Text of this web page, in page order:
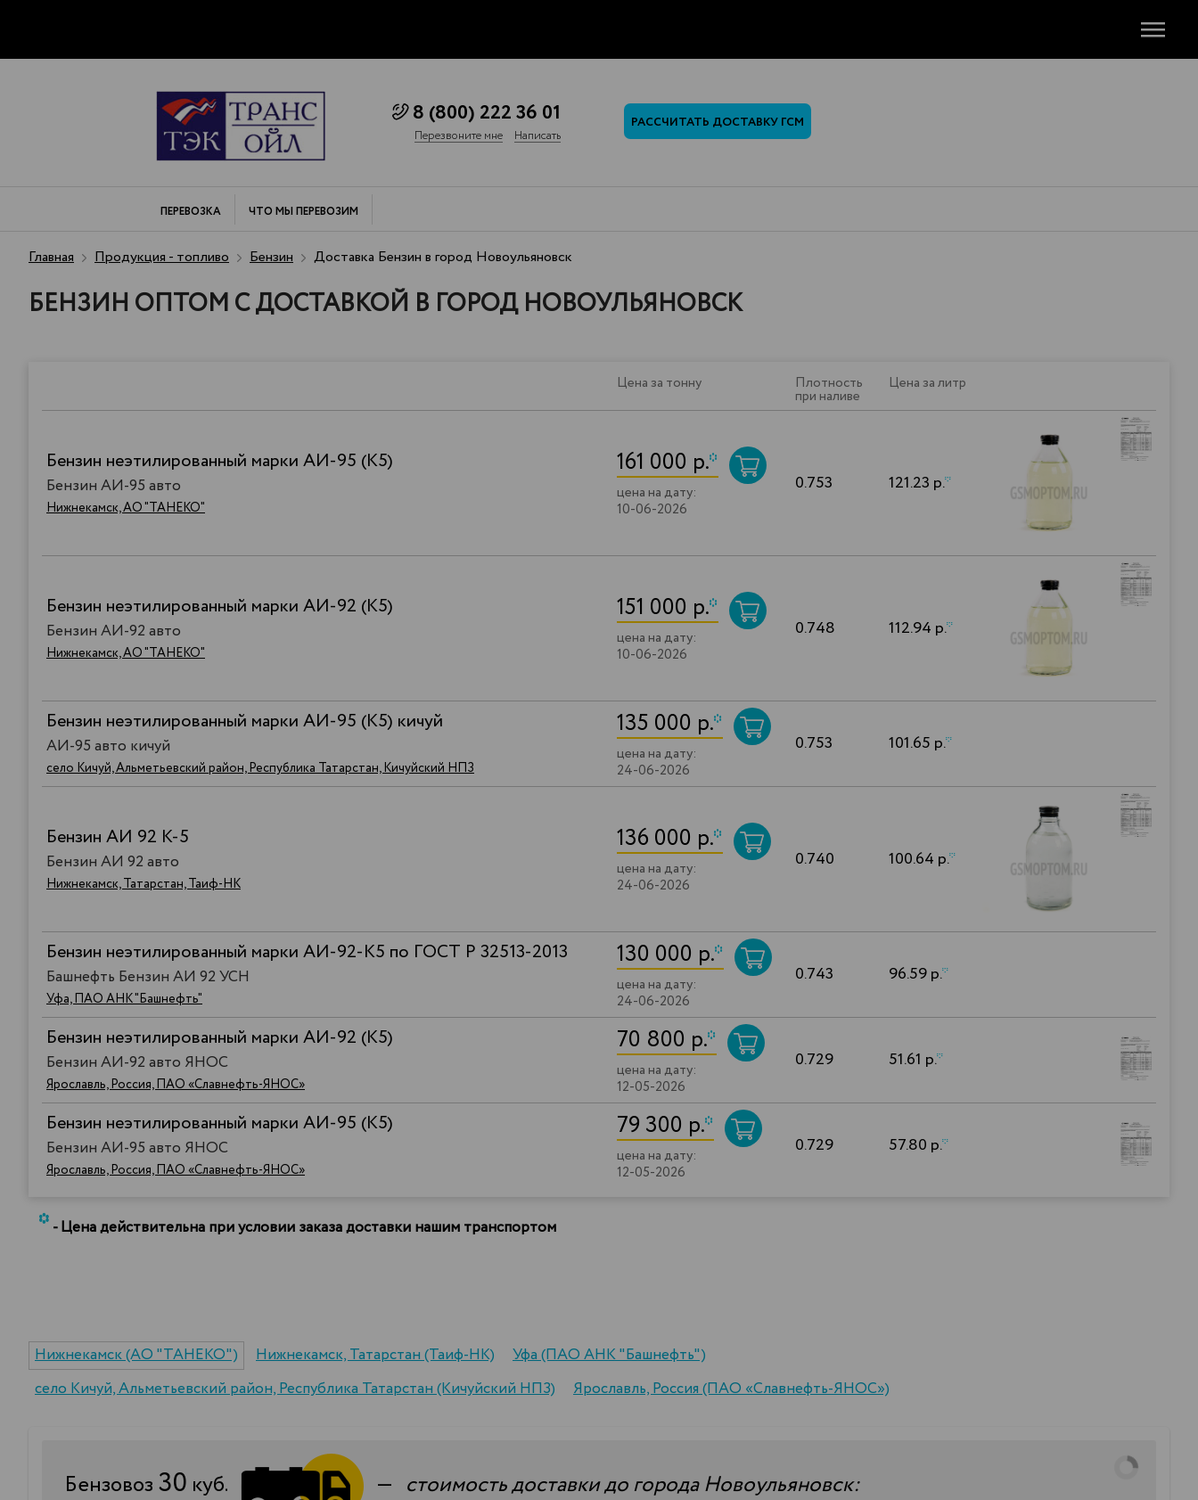
8 (800) 222 36 01
Перезвоните мне Написать
РАССЧИТАТЬ ДОСТАВКУ ГСМ
ПЕРЕВОЗКА ЧТО МЫ ПЕРЕВОЗИМ
Главная Продукция - топливо Бензин Доставка Бензин в город Новоульяновск
БЕНЗИН ОПТОМ С ДОСТАВКОЙ В ГОРОД НОВОУЛЬЯНОВСК
Цена за тонну Плотность
при наливе
Цена за литр
Бензин неэтилированный марки АИ-95 (К5)
Бензин АИ-95 авто
Нижнекамск, АО "ТАНЕКО"
161 000 р.*
цена на дату:
10-06-2026
0.753 121.23 р.*
Бензин неэтилированный марки АИ-92 (К5)
Бензин АИ-92 авто
Нижнекамск, АО "ТАНЕКО"
151 000 р.*
цена на дату:
10-06-2026
0.748 112.94 р.*
Бензин неэтилированный марки АИ-95 (К5) кичуй
АИ-95 авто кичуй
село Кичуй, Альметьевский район, Республика Татарстан, Кичуйский НПЗ
135 000 р.*
цена на дату:
24-06-2026
0.753 101.65 р.*
Бензин АИ 92 К-5
Бензин АИ 92 авто
Нижнекамск, Татарстан, Таиф-НК
136 000 р.*
цена на дату:
24-06-2026
0.740 100.64 р.*
Бензин неэтилированный марки АИ-92-К5 по ГОСТ Р 32513-2013
Башнефть Бензин АИ 92 УСН
Уфа, ПАО АНК "Башнефть"
130 000 р.*
цена на дату:
24-06-2026
0.743 96.59 р.*
Бензин неэтилированный марки АИ-92 (К5)
Бензин АИ-92 авто ЯНОС
Ярославль, Россия, ПАО «Славнефть-ЯНОС»
70 800 р.*
цена на дату:
12-05-2026
0.729 51.61 р.*
Бензин неэтилированный марки АИ-95 (К5)
Бензин АИ-95 авто ЯНОС
Ярославль, Россия, ПАО «Славнефть-ЯНОС»
79 300 р.*
цена на дату:
12-05-2026
0.729 57.80 р.*
* - Цена действительна при условии заказа доставки нашим транспортом
Нижнекамск (АО "ТАНЕКО") Нижнекамск, Татарстан (Таиф-НК)
Уфа (ПАО АНК "Башнефть")
село Кичуй, Альметьевский район, Республика Татарстан (Кичуйский НПЗ)
Ярославль, Россия (ПАО «Славнефть-ЯНОС»)
Бензовоз 30 куб. — стоимость доставки до города Новоульяновск: